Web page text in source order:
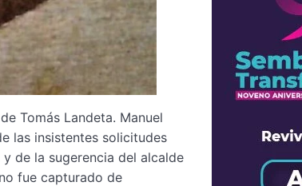
Tomás Landeta. Manuel
las insistentes solicitudes
de la sugerencia del alcalde
fue capturado de